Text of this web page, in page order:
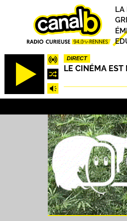
DIRECT
LE CINÉMA EST
LA